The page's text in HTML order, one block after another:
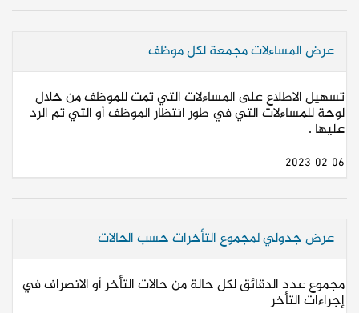
عرض المساءلات مجمعة لكل موظف
تسهيل الاطلاع على المساءلات التي تمت للموظف من خلال
لوحة للمساءلات التي في طور انتظار الموظف أو التي تم الرد
عليها .
2023-02-06
عرض جدولي لمجموع التأخرات حسب الحالات
مجموع عدد الدقائق لكل حالة من حالات التأخر أو الانصراف في
إجراءات التأخر